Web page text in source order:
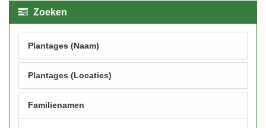
Zoeken
Plantages (Naam)
Plantages (Locaties)
Familienamen